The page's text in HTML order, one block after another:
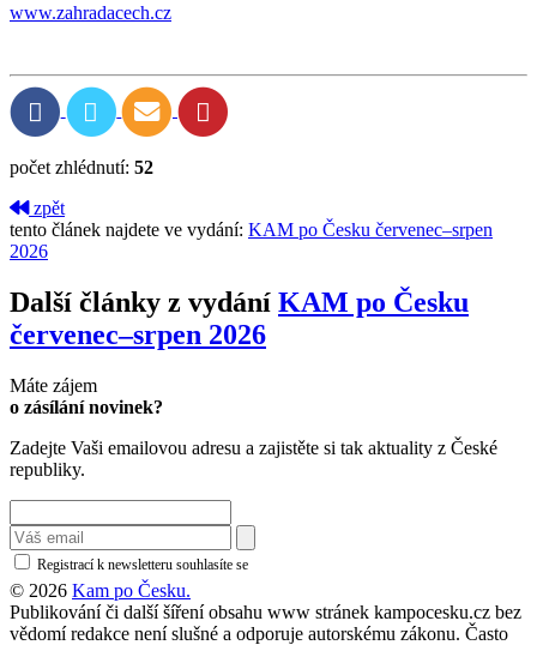
www.zahradacech.cz
počet zhlédnutí: 52
zpět
tento článek najdete ve vydání: KAM po Česku červenec–srpen
2026
Další články z vydání KAM po Česku
červenec–srpen 2026
Máte zájem
o zásílání novinek?
Zadejte Vaši emailovou adresu a zajistěte si tak aktuality z České
republiky.
Registrací k newsletteru souhlasíte se
© 2026 Kam po Česku.
Publikování či další šíření obsahu www stránek kampocesku.cz bez
vědomí redakce není slušné a odporuje autorskému zákonu. Často